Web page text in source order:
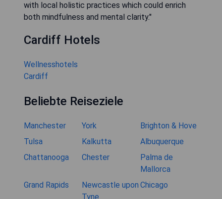
with local holistic practices which could enrich
both mindfulness and mental clarity."
Cardiff Hotels
Wellnesshotels
Cardiff
Beliebte Reiseziele
Manchester York
Brighton & Hove
Tulsa
Kalkutta
Albuquerque
Chattanooga
Chester
Palma de
Mallorca
Grand Rapids
Newcastle upon
Tyne
Chicago